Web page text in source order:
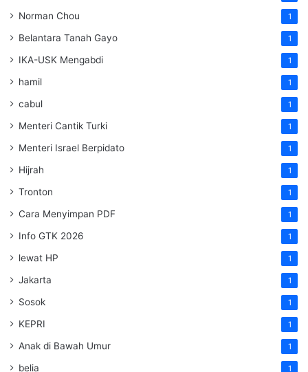
Norman Chou 1
Belantara Tanah Gayo 1
IKA-USK Mengabdi 1
hamil 1
cabul 1
Menteri Cantik Turki 1
Menteri Israel Berpidato 1
Hijrah 1
Tronton 1
Cara Menyimpan PDF 1
Info GTK 2026 1
lewat HP 1
Jakarta 1
Sosok 1
KEPRI 1
Anak di Bawah Umur 1
belia 1